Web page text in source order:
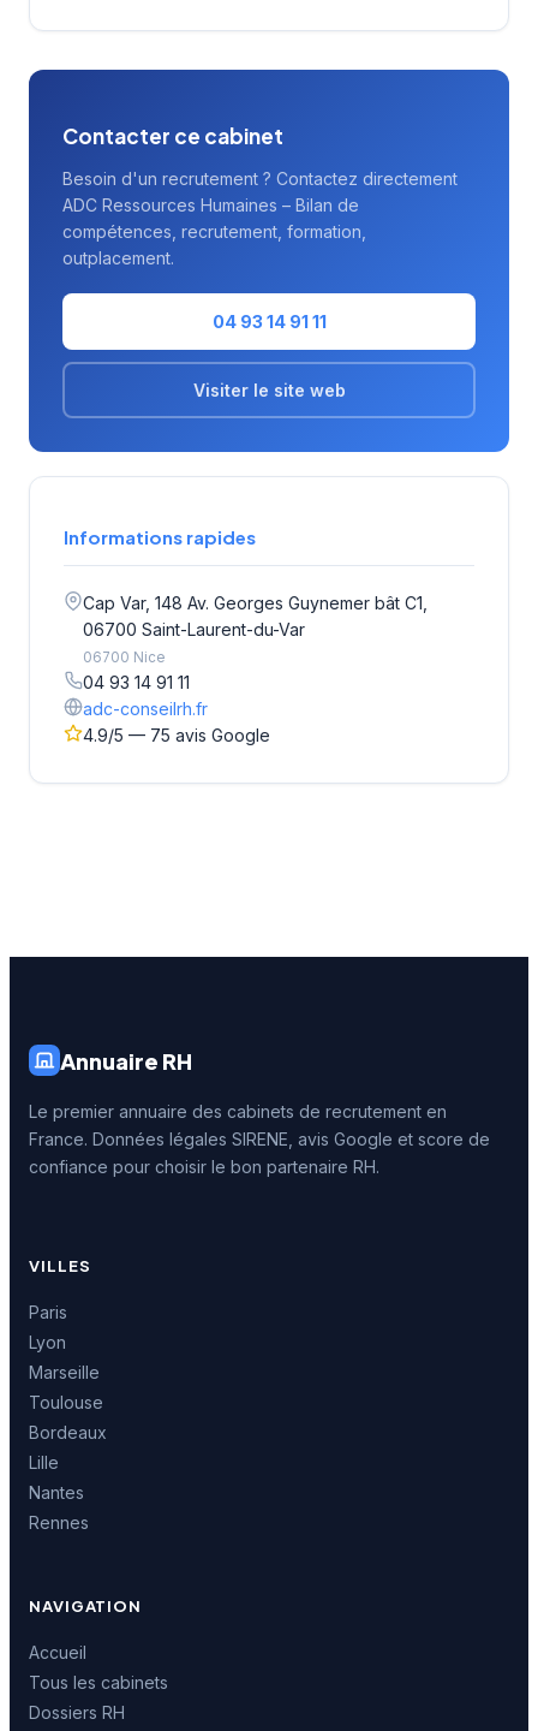
Contacter ce cabinet
Besoin d'un recrutement ? Contactez directement
ADC Ressources Humaines – Bilan de
compétences, recrutement, formation,
outplacement.
04 93 14 91 11
Visiter le site web
Informations rapides
Cap Var, 148 Av. Georges Guynemer bât C1,
06700 Saint-Laurent-du-Var
06700 Nice
04 93 14 91 11
adc-conseilrh.fr
4.9/5 — 75 avis Google
Annuaire RH
Le premier annuaire des cabinets de recrutement en
France. Données légales SIRENE, avis Google et score de
confiance pour choisir le bon partenaire RH.
VILLES
Paris
Lyon
Marseille
Toulouse
Bordeaux
Lille
Nantes
Rennes
NAVIGATION
Accueil
Tous les cabinets
Dossiers RH